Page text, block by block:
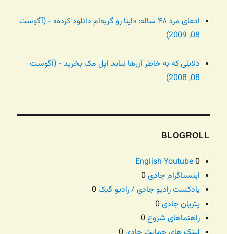
ادعای مرد ۴۸ ساله: «اینا رو گربه‌ام دانلود کرده» - (آگوست
08, 2009)
دلایلی که به خاطر آن‌ها نباید اپل مک بخرید - (آگوست
08, 2008)
BLOGROLL
English Youtube0
اینستاگرام جادی
پادکست رادیو جادی / رادیو گیک
پتریان جادی
راهنماهای شروع